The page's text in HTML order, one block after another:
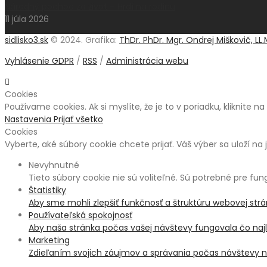
11 júla 2026
sidlisko3.sk © 2024. Grafika: ThDr. PhDr. Mgr. Ondrej Miškovič,
Vyhlásenie GDPR / RSS / Administrácia webu
Cookies
Používame cookies. Ak si myslíte, že je to v poriadku, kliknite
Nastavenia Prijať všetko
Cookies
Vyberte, aké súbory cookie chcete prijať. Váš výber sa uloží na
Nevyhnutné
Tieto súbory cookie nie sú voliteľné. Sú potrebné pre
Štatistiky
Aby sme mohli zlepšiť funkčnosť a štruktúru webovej
Používateľská spokojnosť
Aby naša stránka počas vašej návštevy fungovala čo
Marketing
Zdieľaním svojich záujmov a správania počas návštevy